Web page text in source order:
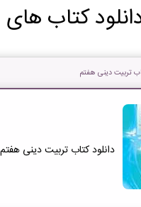
کتاب
تربیت دینی هفتم
دانلود کتاب تربیت دینی هفتم